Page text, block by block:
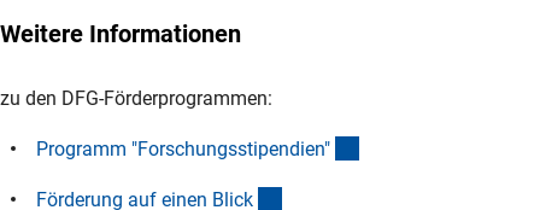
Weitere Informationen
zu den DFG-Förderprogrammen:
Programm "Forschungsstipendien"
Förderung auf einen Blick